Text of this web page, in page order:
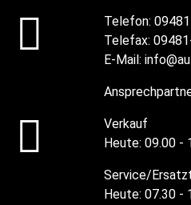
Telefon:
Telefax:
E-Mail:
Verkauf
Heute: 09.00 -
Service/
Heute: 07.30 -